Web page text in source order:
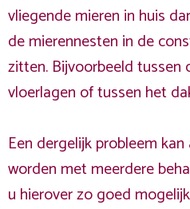
vliegende mieren in huis
de mierennesten in de
zitten. Bijvoorbeeld tussen
vloerlagen of tussen het
Een dergelijk probleem
worden met meerdere
u hierover zo goed